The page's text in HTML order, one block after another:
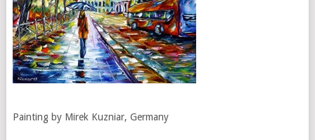
Painting by Mirek Kuzniar, Germany